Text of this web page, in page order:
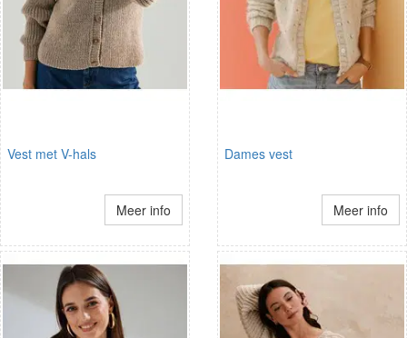
Vest met V-hals
Meer info
Dames vest
Meer info